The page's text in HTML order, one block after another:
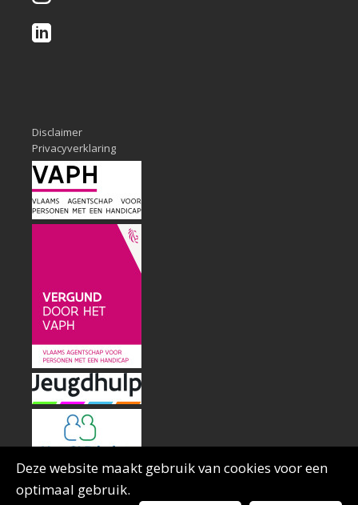
Deze website maakt gebruik van cookies voor een
optimaal gebruik.
Disclaimer
Privacyverklaring